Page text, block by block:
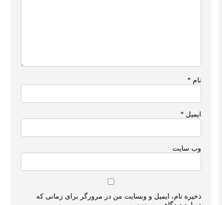
نام*
ایمیل*
وب‌ سایت
ذخیره نام، ایمیل و وبسایت من در مرورگر برای زمانی که